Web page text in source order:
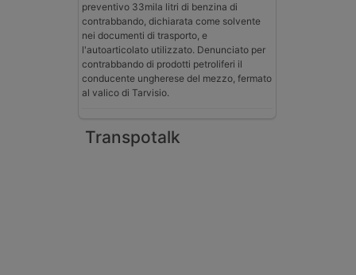
preventivo 33mila litri di benzina di
contrabbando, dichiarata come solvente
nei documenti di trasporto, e
l'autoarticolato utilizzato. Denunciato per
contrabbando di prodotti petroliferi il
conducente ungherese del mezzo, fermato
al valico di Tarvisio.
Transpotalk